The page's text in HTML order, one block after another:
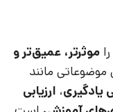
موثرتر، عمیق‌تر و
مانند
یادگیری، ارزیابی